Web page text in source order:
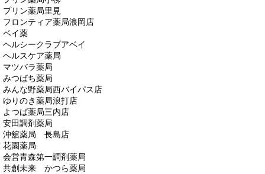
プリン薬局里見
フロンティア薬局浪岡店
ベイ薬
ヘルシークラブアベイ
ヘルスケア薬局
マツバラ薬局
みつばち薬局
みんな野薬局西バイパス店
ゆりのき薬局浪打店
よつば薬局三内店
安田調剤薬局
沖舘薬局 長島店
花園薬局
会営青森第一調剤薬局
共創未来 かつら薬局